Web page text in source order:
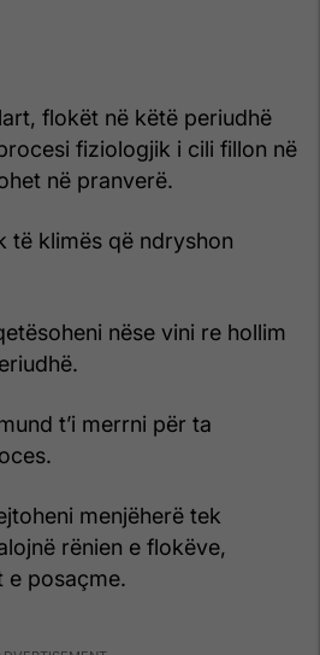
flokët në këtë periudhë
fiziologjik i cili fillon në
në pranverë.
të klimës që ndryshon
nëse vini re hollim
t’i merrni për ta
menjëherë tek
rënien e flokëve,
e posaçme.